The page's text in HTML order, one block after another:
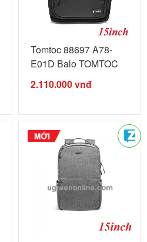
Tomtoc 88697 A78-
E01D Balo TOMTOC
Large Bussiness ...
2.110.000vnđ